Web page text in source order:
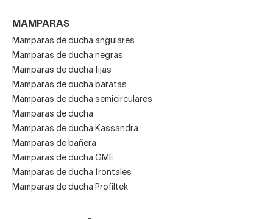
MAMPARAS
Mamparas de ducha angulares
Mamparas de ducha negras
Mamparas de ducha fijas
Mamparas de ducha baratas
Mamparas de ducha semicirculares
Mamparas de ducha
Mamparas de ducha Kassandra
Mamparas de bañera
Mamparas de ducha GME
Mamparas de ducha frontales
Mamparas de ducha Profiltek